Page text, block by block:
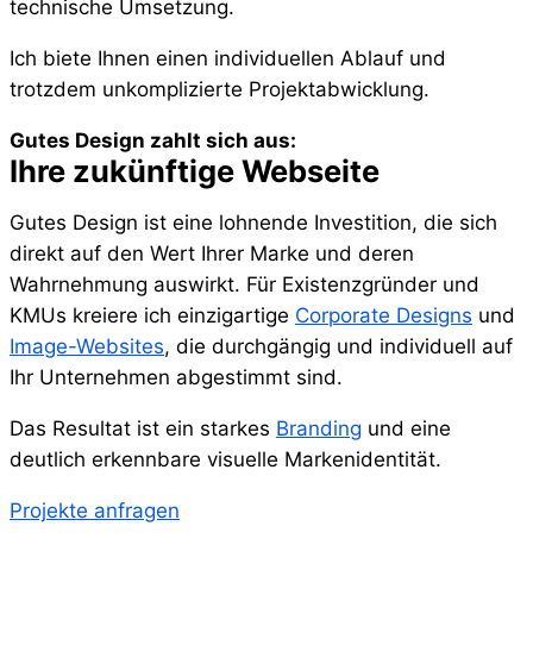
technische Umsetzung.
Ich biete Ihnen einen individuellen Ablauf und
trotzdem unkomplizierte Projektabwicklung.
Gutes Design zahlt sich aus:
Ihre zukünftige Webseite
Gutes Design ist eine lohnende Investition, die sich
direkt auf den Wert Ihrer Marke und deren
Wahrnehmung auswirkt. Für Existenzgründer und
KMUs kreiere ich einzigartige Corporate Designs und
Image-Websites, die durchgängig und individuell auf
Ihr Unternehmen abgestimmt sind.
Das Resultat ist ein starkes Branding und eine
deutlich erkennbare visuelle Markenidentität.
Projekte anfragen